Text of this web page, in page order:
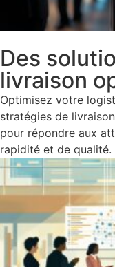
Des
livraison
Optimisez votre
stratégies de
pour répondre aux
rapidité et de qualité.